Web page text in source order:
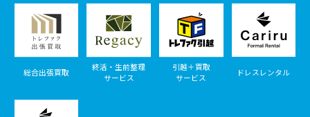
総合出張買取
終活・生前整理
サービス
引越＋買取
サービス
ドレスレンタル